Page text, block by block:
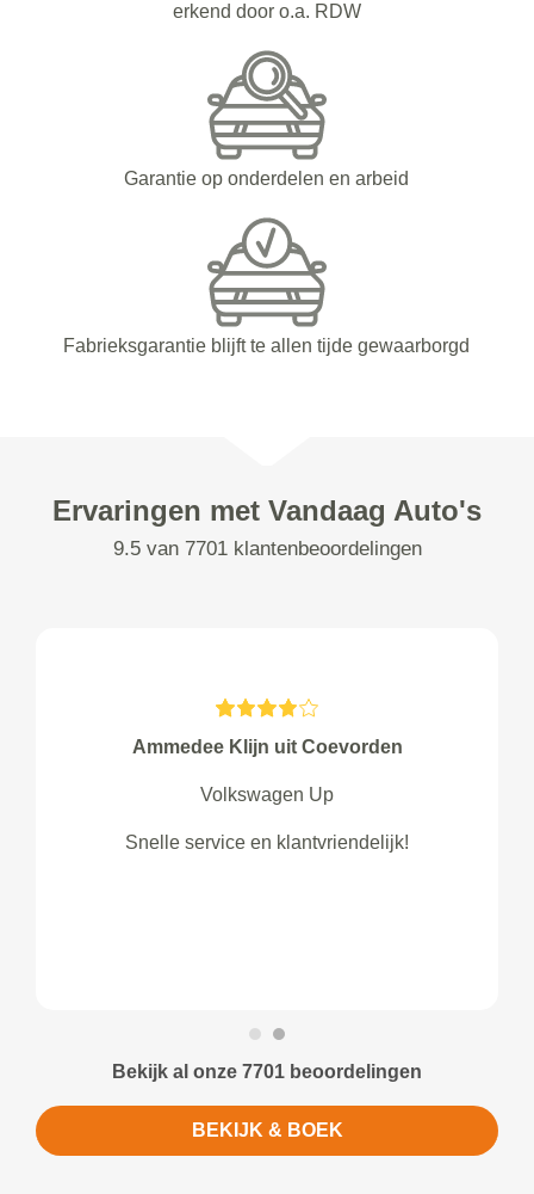
erkend door o.a. RDW
Garantie op onderdelen en arbeid
Fabrieksgarantie blijft te allen tijde gewaarborgd
Ervaringen met Vandaag Auto's
9.5 van 7701 klantenbeoordelingen
Ammedee Klijn uit Coevorden
Volkswagen Up
Snelle service en klantvriendelijk!
Bekijk al onze 7701 beoordelingen
BEKIJK & BOEK